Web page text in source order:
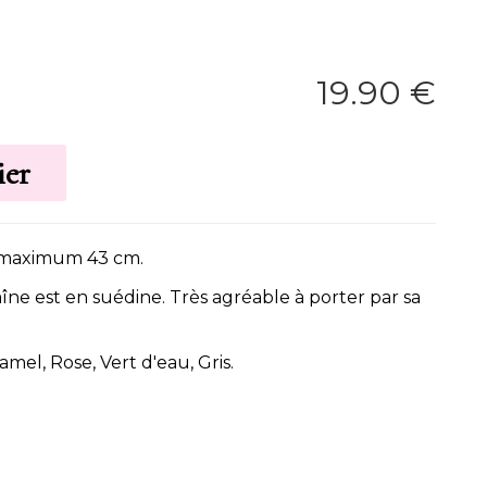
19.90 €
43 cm.
est en suédine. Très agréable à porter par sa
Rose, Vert d'eau, Gris.